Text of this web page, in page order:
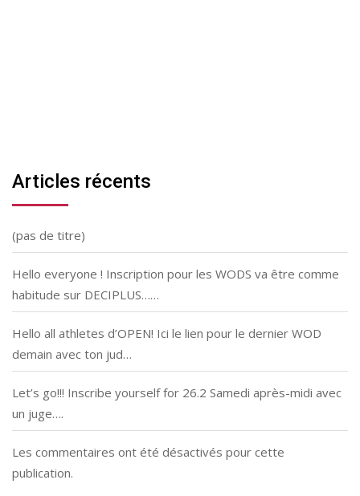
Articles récents
(pas de titre)
Hello everyone ! Inscription pour les WODS va être comme
habitude sur DECIPLUS……
Hello all athletes d’OPEN! Ici le lien pour le dernier WOD
demain avec ton jud…
Let’s go!!! Inscribe yourself for 26.2 Samedi après-midi avec
un juge….
Les commentaires ont été désactivés pour cette
publication.